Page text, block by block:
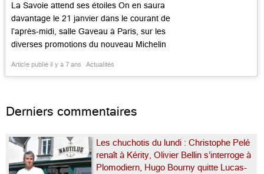
La Savoie attend ses étoiles On en saura
davantage le 21 janvier dans le courant de
l’après-midi, salle Gaveau à Paris, sur les
diverses promotions du nouveau Michelin
Poullennec, devrait connaître une promotion
Article publié il y a 7 ans Actualités
Derniers commentaires
Les chuchotis du lundi : Christophe Pelé
renaît à Kérity, Olivier Bellin s’interroge à
Plomodiern, Hugo Bourny quitte Lucas-